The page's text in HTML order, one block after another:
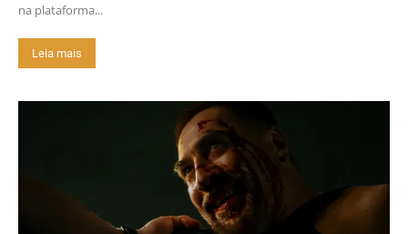
na plataforma...
Leia mais